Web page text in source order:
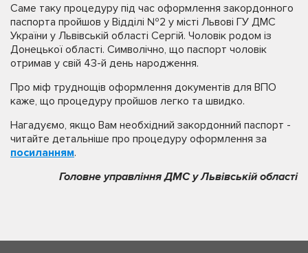
Саме таку процедуру під час оформлення закордонного
паспорта пройшов у Відділі №2 у місті Львові ГУ ДМС
України у Львівській області Сергій. Чоловік родом із
Донецької області. Символічно, що паспорт чоловік
отримав у свій 43-й день народження.
Про міф труднощів оформлення документів для ВПО
каже, що процедуру пройшов легко та швидко.
Нагадуємо, якщо Вам необхідний закордонний паспорт -
читайте детальніше про процедуру оформлення за
посиланням.
Головне управління ДМС у Львівській області